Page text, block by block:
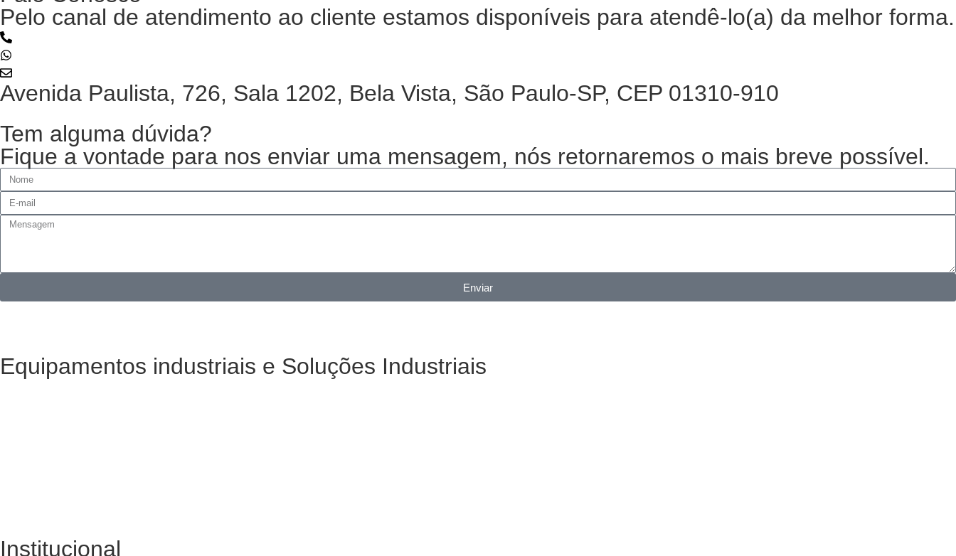
Pelo canal de atendimento ao cliente estamos disponíveis para atendê-lo(a) da melhor forma.
Avenida Paulista, 726, Sala 1202, Bela Vista, São Paulo-SP, CEP 01310-910
Tem alguma dúvida?
Fique a vontade para nos enviar uma mensagem, nós retornaremos o mais breve possível.
Enviar
Equipamentos industriais e Soluções Industriais
Institucional